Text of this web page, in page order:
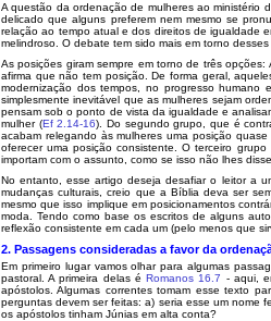
A questão da ordenação de mulheres ao ministério
delicado que alguns preferem nem mesmo se
relação ao tempo atual e dos direitos de igualdade
melindroso. O debate tem sido mais em torno
As posições giram sempre em torno de três
afirma que não tem posição. De forma geral,
modernização dos tempos, no progresso humano
simplesmente inevitável que as mulheres sejam
pensam sob o ponto de vista da igualdade e
mulher (Ef 2.14-16). Do segundo grupo, que é
acabam relegando às mulheres uma posição
oferecer uma posição consistente. O terceiro
importam com o assunto, como se isso não lhes
No entanto, esse artigo deseja desafiar o leitor a
mudanças culturais, creio que a Bíblia deva ser
mesmo que isso implique em posicionamentos
moda. Tendo como base os escritos de alguns
reflexão consistente em cada um (pelo menos que
2. Passagens consideradas a favor da
Em primeiro lugar vamos olhar para algumas
pastoral. A primeira delas éRomanos 16.7 - aqui,
apóstolos. Algumas correntes tomam esse texto
perguntas devem ser feitas: a) seria esse um nome
os apóstolos tinham Júnias em alta conta?